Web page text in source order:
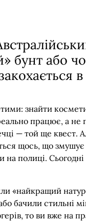
бунт або
знайти
працює, а не
— той ще квест.
щось, що
на полиці.
«найкращий
бачили стильні
то ви вже на